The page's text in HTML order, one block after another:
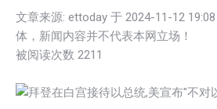
文章来源: ettoday 于 2024-11-12 19:08
体，新闻内容并不代表本网立场！
被阅读次数 2211